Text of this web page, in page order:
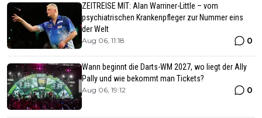
ZEITREISE MIT: Alan Warriner-Little – vom
psychiatrischen Krankenpfleger zur Nummer eins
der Welt
Aug 06, 11:18 0
Wann beginnt die Darts-WM 2027, wo liegt der Ally
Pally und wie bekommt man Tickets?
Aug 06, 19:12 0